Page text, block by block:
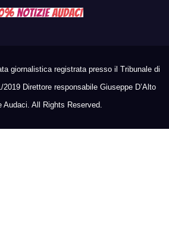
giornalistica registrata presso il Tribunale di
Direttore responsabile Giuseppe D’Alto
Audaci. All Rights Reserved.